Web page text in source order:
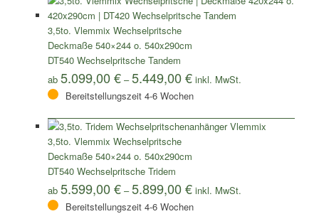
3,5to. Vlemmix Wechselpritsche
Deckmaße 540×244 o. 540x290cm
DT540 Wechselpritsche Tandem
ab 5.099,00€–5.449,00€
Bereitstellungszeit 4-6 Wochen
3,5to. Vlemmix Wechselpritsche
Deckmaße 540×244 o. 540x290cm
DT540 Wechselpritsche Tridem
ab 5.599,00€–5.899,00€
Bereitstellungszeit 4-6 Wochen